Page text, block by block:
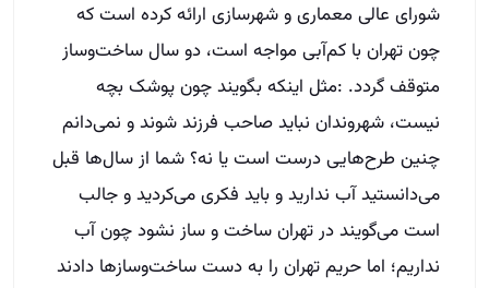
شورای عالی معماری و شهرسازی ارائه کرده‌ است که
چون تهران با کم‌آبی مواجه است، دو سال ساخت‌وساز
متوقف گردد. :مثل اینکه بگویند چون پوشک بچه
نیست، شهروندان نباید صاحب فرزند شوند و نمی‌دانم
چنین طرح‌هایی درست است یا نه؟ شما از سال‌ها قبل
می‌دانستید آب ندارید و باید فکری می‌کردید و جالب
است می‌گویند در تهران ساخت و ساز نشود چون آب
نداریم؛ اما حریم تهران را به دست ساخت‌وسازها دادند